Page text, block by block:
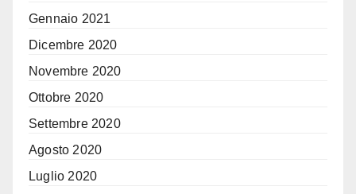
Gennaio 2021
Dicembre 2020
Novembre 2020
Ottobre 2020
Settembre 2020
Agosto 2020
Luglio 2020